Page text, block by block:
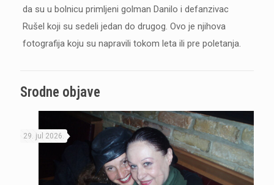
da su u bolnicu primljeni golman Danilo i defanzivac
Rušel koji su sedeli jedan do drugog. Ovo je njihova
fotografija koju su napravili tokom leta ili pre poletanja.
Srodne objave
29. jul 2026.